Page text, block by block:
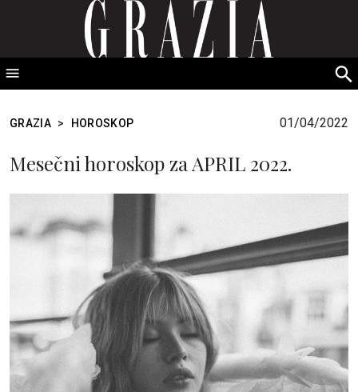
GRAZIA Srbija
GRAZIA > HOROSKOP 01/04/2022
Mesečni horoskop za APRIL 2022.